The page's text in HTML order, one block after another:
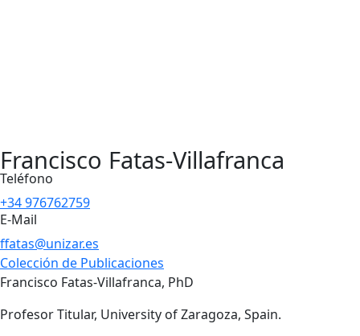
Francisco Fatas-Villafranca
Teléfono
+34 976762759
E-Mail
ffatas@unizar.es
Colección de Publicaciones
Francisco Fatas-Villafranca, PhD
Profesor Titular, University of Zaragoza, Spain.